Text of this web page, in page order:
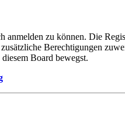
anmelden zu können. Die
Berechtigungen
Board bewegst.